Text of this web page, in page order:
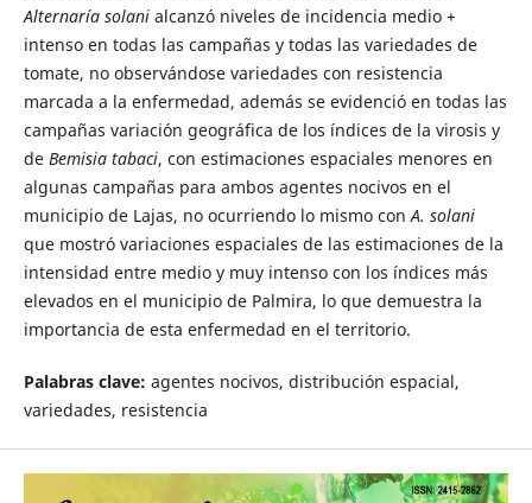
Alternaría solanialcanzó niveles de incidencia medio +
intenso en todas las campañas y todas las variedades de
tomate, no observándose variedades con resistencia
marcada a la enfermedad, además se evidenció en todas las
campañas variación geográfica de los índices de la virosis y
de Bemisia tabaci, con estimaciones espaciales menores en
algunas campañas para ambos agentes nocivos en el
municipio de Lajas, no ocurriendo lo mismo conA. solani
que mostró variaciones espaciales de las estimaciones de la
intensidad entre medio y muy intenso con los índices más
elevados en el municipio de Palmira, lo que demuestra la
importancia de esta enfermedad en el territorio.
Palabras clave: agentes nocivos, distribución espacial,
variedades, resistencia